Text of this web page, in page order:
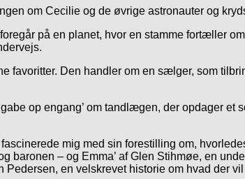
om Cecilie og de øvrige astronauter og
på en planet, hvor en stamme fortæller
favoritter. Den handler om en sælger, som
op engang’ om tandlægen, der opdager
mig med sin forestilling om,
baronen – og Emma’ af Glen Stihmøe, en
Pedersen, en velskrevet historie om hvad der